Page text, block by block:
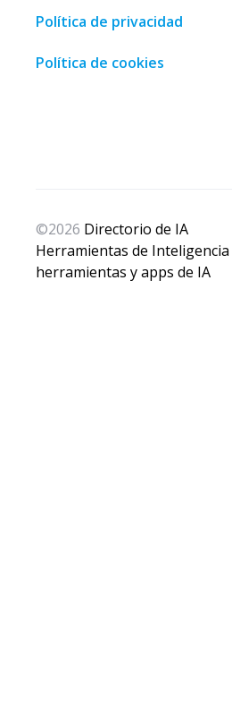
Política de privacidad
Política de cookies
©2026 Directorio de IA
Herramientas de
herramientas y apps de IA